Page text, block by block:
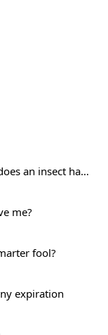
Joke For English!(008) How many legs does an insect have?
me?
fool?
expiration